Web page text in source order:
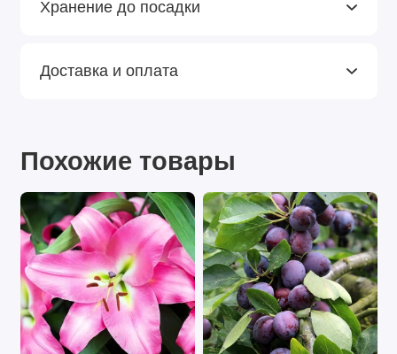
Хранение до посадки
Доставка и оплата
Похожие товары